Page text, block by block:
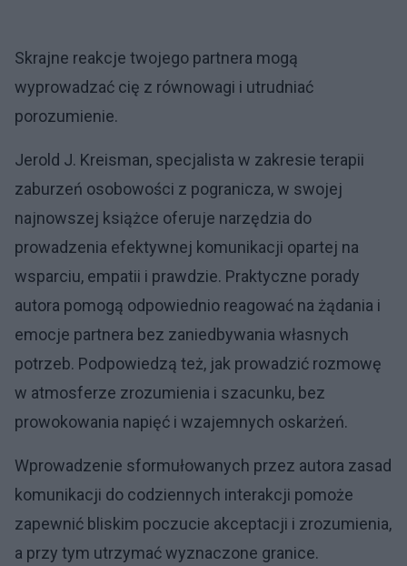
Skrajne reakcje twojego partnera mogą
wyprowadzać cię z równowagi i utrudniać
porozumienie.
Jerold J. Kreisman, specjalista w zakresie terapii
zaburzeń osobowości z pogranicza, w swojej
najnowszej książce oferuje narzędzia do
prowadzenia efektywnej komunikacji opartej na
wsparciu, empatii i prawdzie. Praktyczne porady
autora pomogą odpowiednio reagować na żądania i
emocje partnera bez zaniedbywania własnych
potrzeb. Podpowiedzą też, jak prowadzić rozmowę
w atmosferze zrozumienia i szacunku, bez
prowokowania napięć i wzajemnych oskarżeń.
Wprowadzenie sformułowanych przez autora zasad
komunikacji do codziennych interakcji pomoże
zapewnić bliskim poczucie akceptacji i zrozumienia,
a przy tym utrzymać wyznaczone granice.